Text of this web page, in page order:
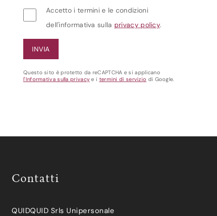
Accetto i termini e le condizioni
dell'informativa sulla privacy policy.
Questo sito è protetto da reCAPTCHA e si applicano
l'Informativa sulla privacy e i termini di servizio di Google.
Contatti
QUIDQUID Srls Unipersonale